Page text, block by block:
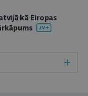
kā Eiropas